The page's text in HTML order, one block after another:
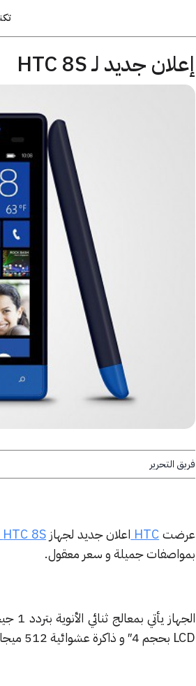
إعلان جديد لـ HTC 8S
فريق التحرير
عرضتHTCاعلان جديد لجهاز HTC 8S
بمواصفات جميلة و سعر معقول.
الجهاز يأتي بمعالج ثنائي الأنوية بتردد 1 جيجاهيرتز و مساحة تخزينية 4 جيجابايت “يدعم المايكرو
LCD بحجم 4″ و ذاكرة عشوائية 512 ميجابايت و كاميرا 5 ميجابيكسل، و بالتأكيد الهاتف يدعم صوتيات بيتس.